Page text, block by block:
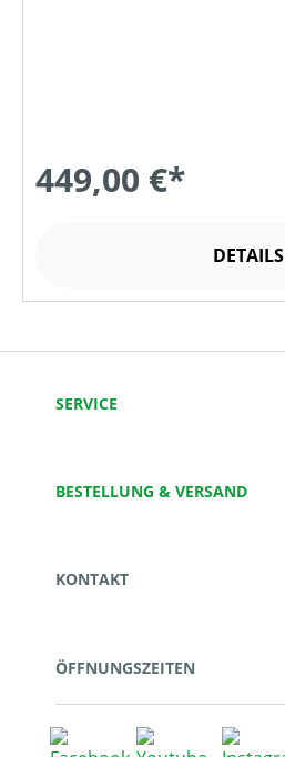
449,00 €*
DETAILS
SERVICE
BESTELLUNG & VERSAND
KONTAKT
ÖFFNUNGSZEITEN